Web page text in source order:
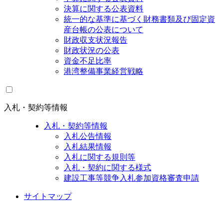
決算に関する公表資料
統一的な基準に基づく財務書類及び固定資
産台帳の公表について
財政収支状況報告
財政状況の公表
資金不足比率
港湾整備事業経営戦略
入札・契約等情報
入札・契約等情報
入札公告情報
入札結果情報
入札に関する規則等
入札・契約に関する様式
建設工事等競争入札参加資格審査申請
サイトマップ